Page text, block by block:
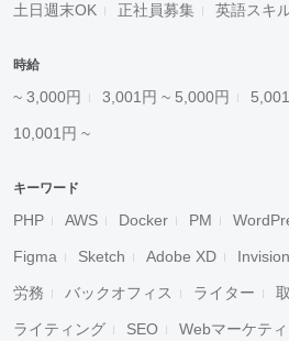
土日週末OK 正社員募集 英語スキ
時給
~ 3,000円 3,001円 ~ 5,000円
10,001円 ~
キーワード
PHP AWS Docker PM
Figma Sketch Adobe XD Invision
労務 バックオフィス ライター
ライティング SEO Webマーケテ